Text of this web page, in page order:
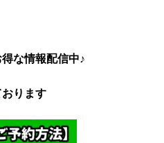
な情報配信中♪
ります